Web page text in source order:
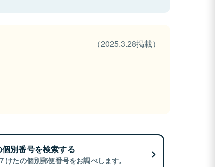
（2025.3.28掲載）
別番号を検索する
けたの個別郵便番号をお調べします。